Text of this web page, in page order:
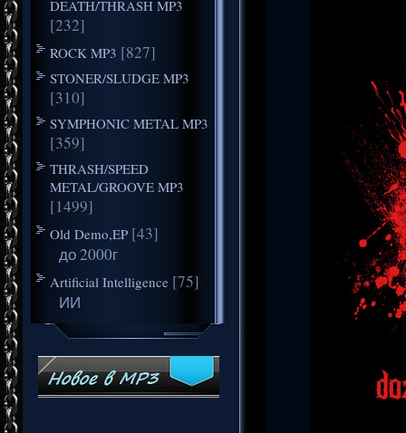
DEATH/THRASH MP3
[232]
ROCK MP3 [827]
STONER/SLUDGE MP3
[310]
SYMPHONIC METAL MP3
[359]
THRASH/SPEED
METAL/GROOVE MP3
[1499]
Old Demo,EP [43]
до 2000г
Artificial Intelligence [75]
ИИ